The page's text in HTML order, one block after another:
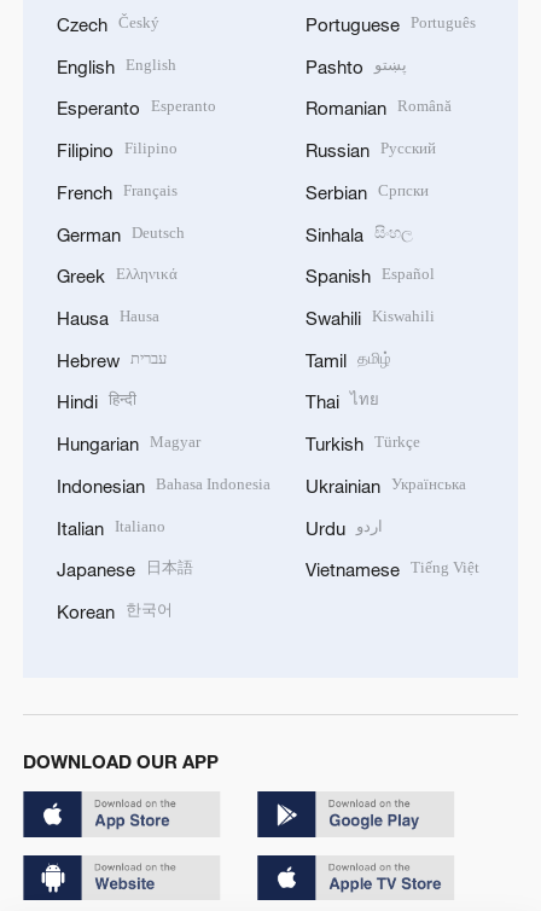
Czech Český
English English
Esperanto Esperanto
Filipino Filipino
French Français
German Deutsch
Greek Ελληνικά
Hausa Hausa
Hebrew עברית
Hindi हिन्दी
Hungarian Magyar
Indonesian Bahasa Indonesia
Italian Italiano
Japanese 日本語
Korean 한국어
Portuguese Português
Pashto پښتو
Romanian Română
Russian Русский
Serbian Српски
Sinhala සිංහල
Spanish Español
Swahili Kiswahili
Tamil தமிழ்
Thai ไทย
Turkish Türkçe
Ukrainian Українська
Urdu اردو
Vietnamese Tiếng Việt
DOWNLOAD OUR APP